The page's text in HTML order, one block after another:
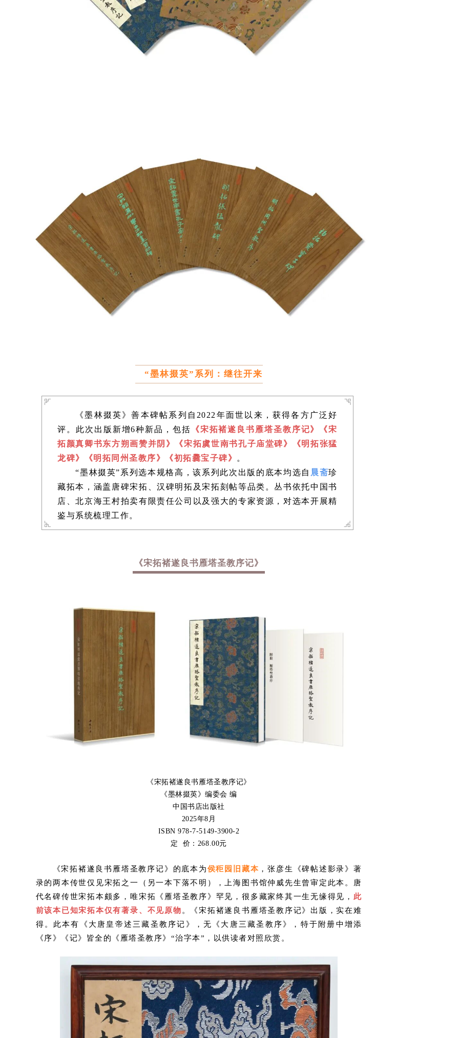
“墨林掇英”系列： 继往开来
《墨林掇英》善本碑帖系列自2022年面世以来，获得各方广泛好
评。此次出版新增6种新品，包括
《宋拓褚遂良书雁塔圣教序记》《宋
拓颜真卿书东方朔画赞并阴》《宋拓虞世南书孔子庙堂碑》《明拓张猛
龙碑》《明拓同州圣教序》《初拓爨宝子碑》
。
“墨林掇英”系列选本规格高，该系列此次出版的底本均选自 晨斋珍
藏拓本，涵盖唐碑宋拓、汉碑明拓及宋拓刻帖等品类。丛书依托中国书
店、北京海王村拍卖有限责任公司以及强大的专家资源，对选本开展精
鉴与系统梳理工作。
《宋拓褚遂良书雁塔圣教序记》
《宋拓褚遂良书雁塔圣教序记》
《墨林掇英》编委会 编
中国书店出版社
2025年8月
ISBN 978-7-5149-3900-2
定 价：268.00元
《宋拓褚遂良书雁塔圣教序记》的底本为侯秬园旧藏本 ，张彦生《碑帖述影录》著
录的两本传世仅见宋拓之一（另一本下落不明），上海图书馆仲威先生曾审定此本。唐
代名碑传世宋拓本颇多，唯宋拓《雁塔圣教序》罕见，很多藏家终其一生无缘得见， 此
前该本已知宋拓本仅有著录、不见原物 。《宋拓褚遂良书雁塔圣教序记》出版，实在难
得。此本有《大唐皇帝述三藏圣教序记》，无《大唐三藏圣教序》，特于附册中增添
《序》《记》皆全的《雁塔圣教序》“治字本”，以供读者对照欣赏。